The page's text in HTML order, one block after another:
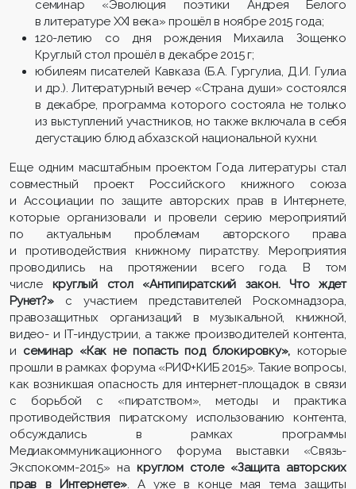
семинар «Эволюция поэтики Андрея Белого
в литературе XXI века» прошёл в ноябре 2015 года;
120-летию со дня рождения Михаила Зощенко
Круглый стол прошёл в декабре 2015 г;
юбилеям писателей Кавказа (Б.А. Гургулиа, Д.И. Гулиа
и др.). Литературный вечер «Страна души» состоялся
в декабре, программа которого состояла не только
из выступлений участников, но также включала в себя
дегустацию блюд абхазской национальной кухни.
Еще одним масштабным проектом Года литературы стал
совместный проект Российского книжного союза
и Ассоциации по защите авторских прав в Интернете,
которые организовали и провели серию мероприятий
по актуальным проблемам авторского права
и противодействия книжному пиратству. Мероприятия
проводились на протяжении всего года. В том
числе круглый стол «Антипиратский закон. Что ждет
Рунет?»с участием представителей Роскомнадзора,
правозащитных организаций в музыкальной, книжной,
видео- и IT-индустрии, а также производителей контента,
и семинар «Как не попасть под блокировку», которые
прошли в рамках форума «РИФ+КИБ 2015». Такие вопросы,
как возникшая опасность для интернет-площадок в связи
с борьбой с «пиратством», методы и практика
противодействия пиратскому использованию контента,
обсуждались в рамках программы
Медиакоммуникационного форума выставки «Связь-
Экспокомм-2015» накруглом столе «Защита авторских
прав в Интернете». А уже в конце мая тема защиты